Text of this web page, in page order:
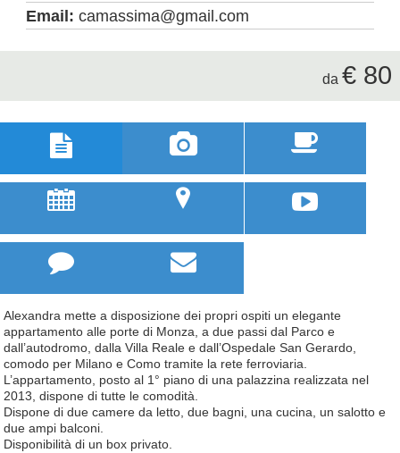
Email:camassima@gmail.com
da € 80
  
; u 
 
Alexandra mette a disposizione dei propri ospiti un elegante
appartamento alle porte di Monza, a due passi dal Parco e
dall’autodromo, dalla Villa Reale e dall’Ospedale San Gerardo,
comodo per Milano e Como tramite la rete ferroviaria.
L’appartamento, posto al 1° piano di una palazzina realizzata nel
2013, dispone di tutte le comodità.
Dispone di due camere da letto, due bagni, una cucina, un salotto e
due ampi balconi.
Disponibilità di un box privato.